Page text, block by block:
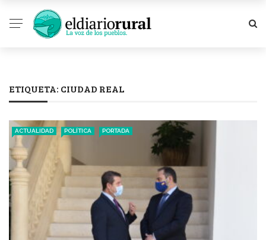
ETIQUETA: CIUDAD REAL
ACTUALIDAD POLÍTICA PORTADA